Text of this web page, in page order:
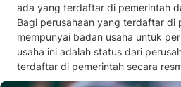
ada yang terdaftar di pemerintah
Bagi perusahaan yang terdaftar di
mempunyai badan usaha untuk
usaha ini adalah status dari
terdaftar di pemerintah secara